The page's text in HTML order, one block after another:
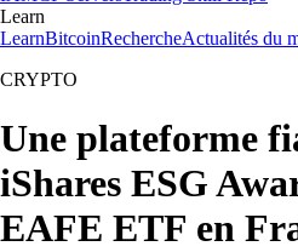
Learn
LearnBitcoinRechercheActualités du
CRYPTO
Une plateforme
iShares ESG
EAFE ETF en